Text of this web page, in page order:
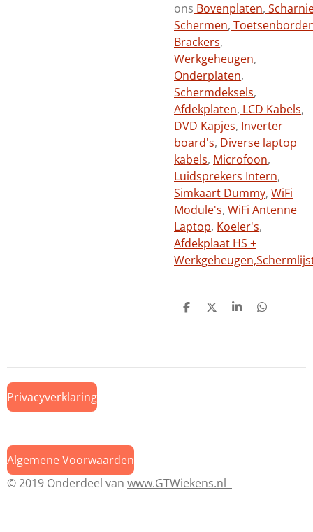
ons Bovenplaten,
Schermen,
Brackers,
Werkgeheugen,
Onderplaten,
Schermdeksels,
Afdekplaten, LCD Kabels,
DVD Kapjes, Inverter
board's, Diverse laptop
kabels, Microfoon,
Luidsprekers Intern,
Simkaart Dummy, WiFi
Module's, WiFi Antenne
Laptop, Koeler's,
Afdekplaat HS +
Werkgeheugen,
D
D
S
D
Privacyverklaring
Algemene Voorwaarden
© 2019 Onderdeel van www.GTWiekens.nl